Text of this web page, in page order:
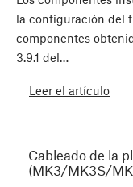
la configuración del
componentes
3.9.1 del…
Leer el artículo
Cableado de la
(MK3/MK3S/